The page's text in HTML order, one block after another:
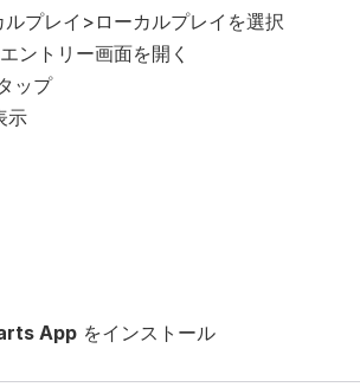
プレイ>ローカルプレイを選択
ントリー画面を開く
ップ
示
App をインストール